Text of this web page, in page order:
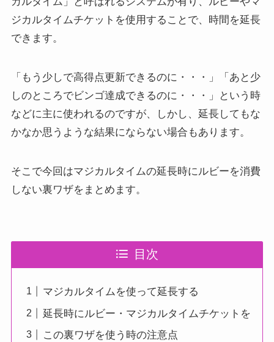
ジカルタイムチケットを使用することで、時間を延長
できます。
「もう少しで高得点更新できるのに・・・」「あと少
しのところでビンゴ達成できるのに・・・」という時
などに主に使われるのですが、しかし、延長してもな
かなか思うような結果にならない場合もあります。
そこで今回はマジカルタイムの延長時にルビーを消費
しない裏ワザをまとめます。
目次
マジカルタイムを使って延長する
延長時にルビー・マジカルタイムチケットを
この裏ワザを使う時の注意点